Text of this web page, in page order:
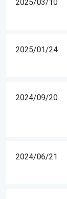
2025/03/10
2025/01/24
2024/09/20
2024/06/21